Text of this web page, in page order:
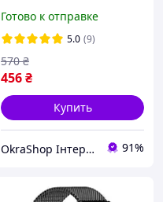
Готово к отправке
5.0 (9)
456₴
570 ₴
Купить
OkraShop Інтернет-магазин з великим асортиментом товару 91%